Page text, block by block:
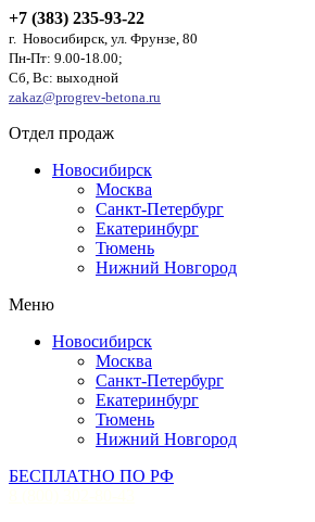
+7 (383) 235-93-22
г. Новосибирск, ул. Фрунзе, 80
Пн-Пт: 9.00-18.00;
Сб, Вс: выходной
zakaz@progrev-betona.ru
Отдел продаж
Новосибирск
Москва
Санкт-Петербург
Екатеринбург
Тюмень
Нижний Новгород
Меню
Новосибирск
Москва
Санкт-Петербург
Екатеринбург
Тюмень
Нижний Новгород
БЕСПЛАТНО ПО РФ